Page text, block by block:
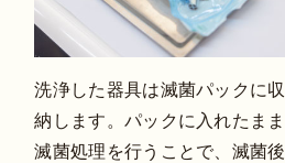
洗浄した器具は滅菌パックに収
納します。パックに入れたまま
滅菌処理を行うことで、滅菌後